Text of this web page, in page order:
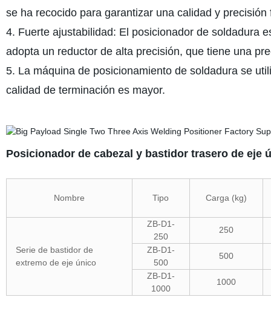
se ha recocido para garantizar una calidad y precisión
4. Fuerte ajustabilidad: El posicionador de soldadura
adopta un reductor de alta precisión, que tiene una
5. La máquina de posicionamiento de soldadura se
calidad de terminación es mayor.
Posicionador de cabezal y bastidor trasero de eje
Nombre Tipo Carga (kg)
Serie de bastidor de
extremo de eje único
ZB-D1-
250
250
ZB-D1-
500
500
ZB-D1-
1000
1000